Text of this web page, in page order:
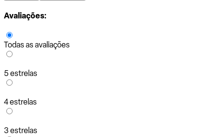
Avaliações:
Todas as avaliações
5 estrelas
4 estrelas
3 estrelas